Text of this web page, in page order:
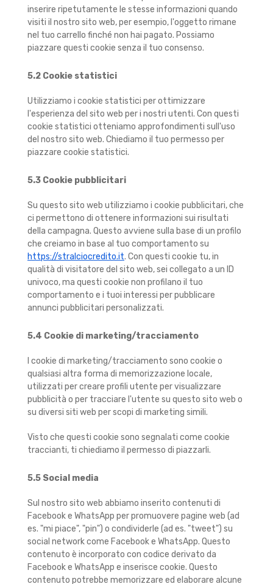
inserire ripetutamente le stesse informazioni quando
visiti il nostro sito web, per esempio, l'oggetto rimane
nel tuo carrello finché non hai pagato. Possiamo
piazzare questi cookie senza il tuo consenso.
5.2 Cookie statistici
Utilizziamo i cookie statistici per ottimizzare
l'esperienza del sito web per i nostri utenti. Con questi
cookie statistici otteniamo approfondimenti sull'uso
del nostro sito web. Chiediamo il tuo permesso per
piazzare cookie statistici.
5.3 Cookie pubblicitari
Su questo sito web utilizziamo i cookie pubblicitari, che
ci permettono di ottenere informazioni sui risultati
della campagna. Questo avviene sulla base di un profilo
che creiamo in base al tuo comportamento su
https://stralciocredito.it. Con questi cookie tu, in
qualità di visitatore del sito web, sei collegato a un ID
univoco, ma questi cookie non profilano il tuo
comportamento e i tuoi interessi per pubblicare
annunci pubblicitari personalizzati.
5.4 Cookie di marketing/tracciamento
I cookie di marketing/tracciamento sono cookie o
qualsiasi altra forma di memorizzazione locale,
utilizzati per creare profili utente per visualizzare
pubblicità o per tracciare l'utente su questo sito web o
su diversi siti web per scopi di marketing simili.
Visto che questi cookie sono segnalati come cookie
traccianti, ti chiediamo il permesso di piazzarli.
5.5 Social media
Sul nostro sito web abbiamo inserito contenuti di
Facebook e WhatsApp per promuovere pagine web (ad
es. "mi piace", "pin") o condividerle (ad es. "tweet") su
social network come Facebook e WhatsApp. Questo
contenuto è incorporato con codice derivato da
Facebook e WhatsApp e inserisce cookie. Questo
contenuto potrebbe memorizzare ed elaborare alcune